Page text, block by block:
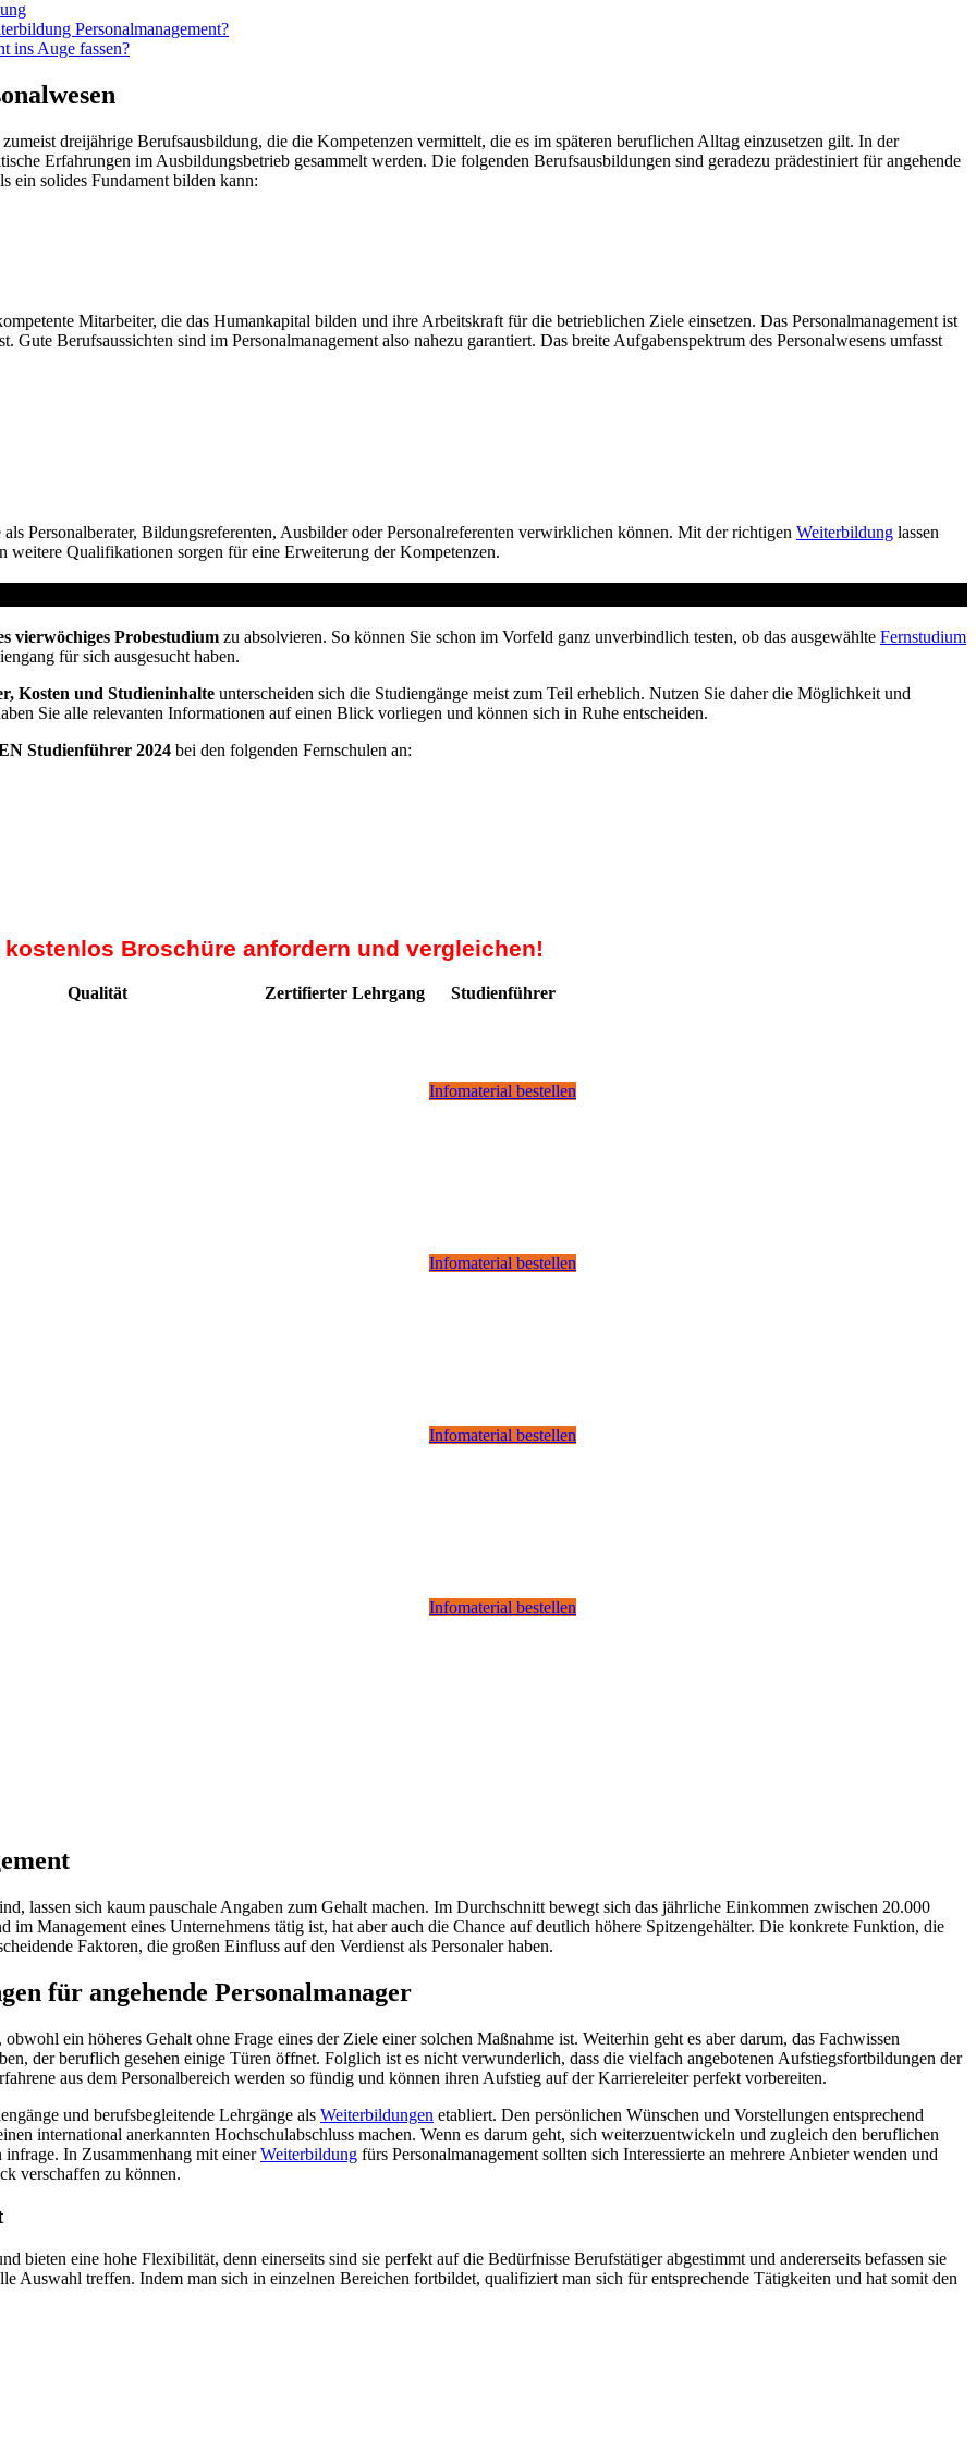
Personalmanagement?
ins Auge fassen?
dreijährige Berufsausbildung, die die Kompetenzen vermittelt, die es im späteren beruflichen Alltag einzusetzen gilt. In der
Erfahrungen im Ausbildungsbetrieb gesammelt werden. Die folgenden Berufsausbildungen sind geradezu prädestiniert für angehende
ein solides Fundament bilden kann:
Mitarbeiter, die das Humankapital bilden und ihre Arbeitskraft für die betrieblichen Ziele einsetzen. Das Personalmanagement ist
Berufsaussichten sind im Personalmanagement also nahezu garantiert. Das breite Aufgabenspektrum des Personalwesens umfasst
Personalberater, Bildungsreferenten, Ausbilder oder Personalreferenten verwirklichen können. Mit der richtigen Weiterbildung lassen
weitere Qualifikationen sorgen für eine Erweiterung der Kompetenzen.
vierwöchiges Probestudium zu absolvieren. So können Sie schon im Vorfeld ganz unverbindlich testen, ob das ausgewählte Fernstudium
für sich ausgesucht haben.
Kosten und Studieninhalte unterscheiden sich die Studiengänge meist zum Teil erheblich. Nutzen Sie daher die Möglichkeit und
Sie alle relevanten Informationen auf einen Blick vorliegen und können sich in Ruhe entscheiden.
Studienführer 2024 bei den folgenden Fernschulen an:
Broschüre anfordern und vergleichen!
Qualität Zertifierter Lehrgang Studienführer
Infomaterial bestellen
Infomaterial bestellen
Infomaterial bestellen
Infomaterial bestellen
lassen sich kaum pauschale Angaben zum Gehalt machen. Im Durchschnitt bewegt sich das jährliche Einkommen zwischen 20.000
Management eines Unternehmens tätig ist, hat aber auch die Chance auf deutlich höhere Spitzengehälter. Die konkrete Funktion, die
Faktoren, die großen Einfluss auf den Verdienst als Personaler haben.
für angehende Personalmanager
ein höheres Gehalt ohne Frage eines der Ziele einer solchen Maßnahme ist. Weiterhin geht es aber darum, das Fachwissen
der beruflich gesehen einige Türen öffnet. Folglich ist es nicht verwunderlich, dass die vielfach angebotenen Aufstiegsfortbildungen der
aus dem Personalbereich werden so fündig und können ihren Aufstieg auf der Karriereleiter perfekt vorbereiten.
und berufsbegleitende Lehrgänge als Weiterbildungen etabliert. Den persönlichen Wünschen und Vorstellungen entsprechend
international anerkannten Hochschulabschluss machen. Wenn es darum geht, sich weiterzuentwickeln und zugleich den beruflichen
In Zusammenhang mit einerWeiterbildung fürs Personalmanagement sollten sich Interessierte an mehrere Anbieter wenden und
verschaffen zu können.
bieten eine hohe Flexibilität, denn einerseits sind sie perfekt auf die Bedürfnisse Berufstätiger abgestimmt und andererseits befassen sie
Auswahl treffen. Indem man sich in einzelnen Bereichen fortbildet, qualifiziert man sich für entsprechende Tätigkeiten und hat somit den